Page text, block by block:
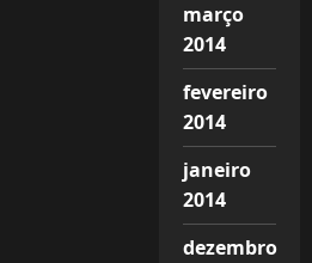
março
2014
fevereiro
2014
janeiro
2014
dezembro